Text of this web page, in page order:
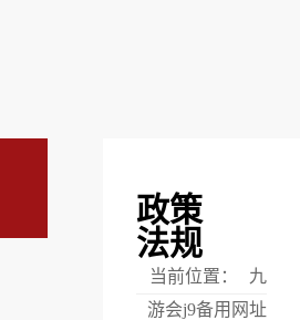
政策
法规
当前位置：
九
游会j9备用网址